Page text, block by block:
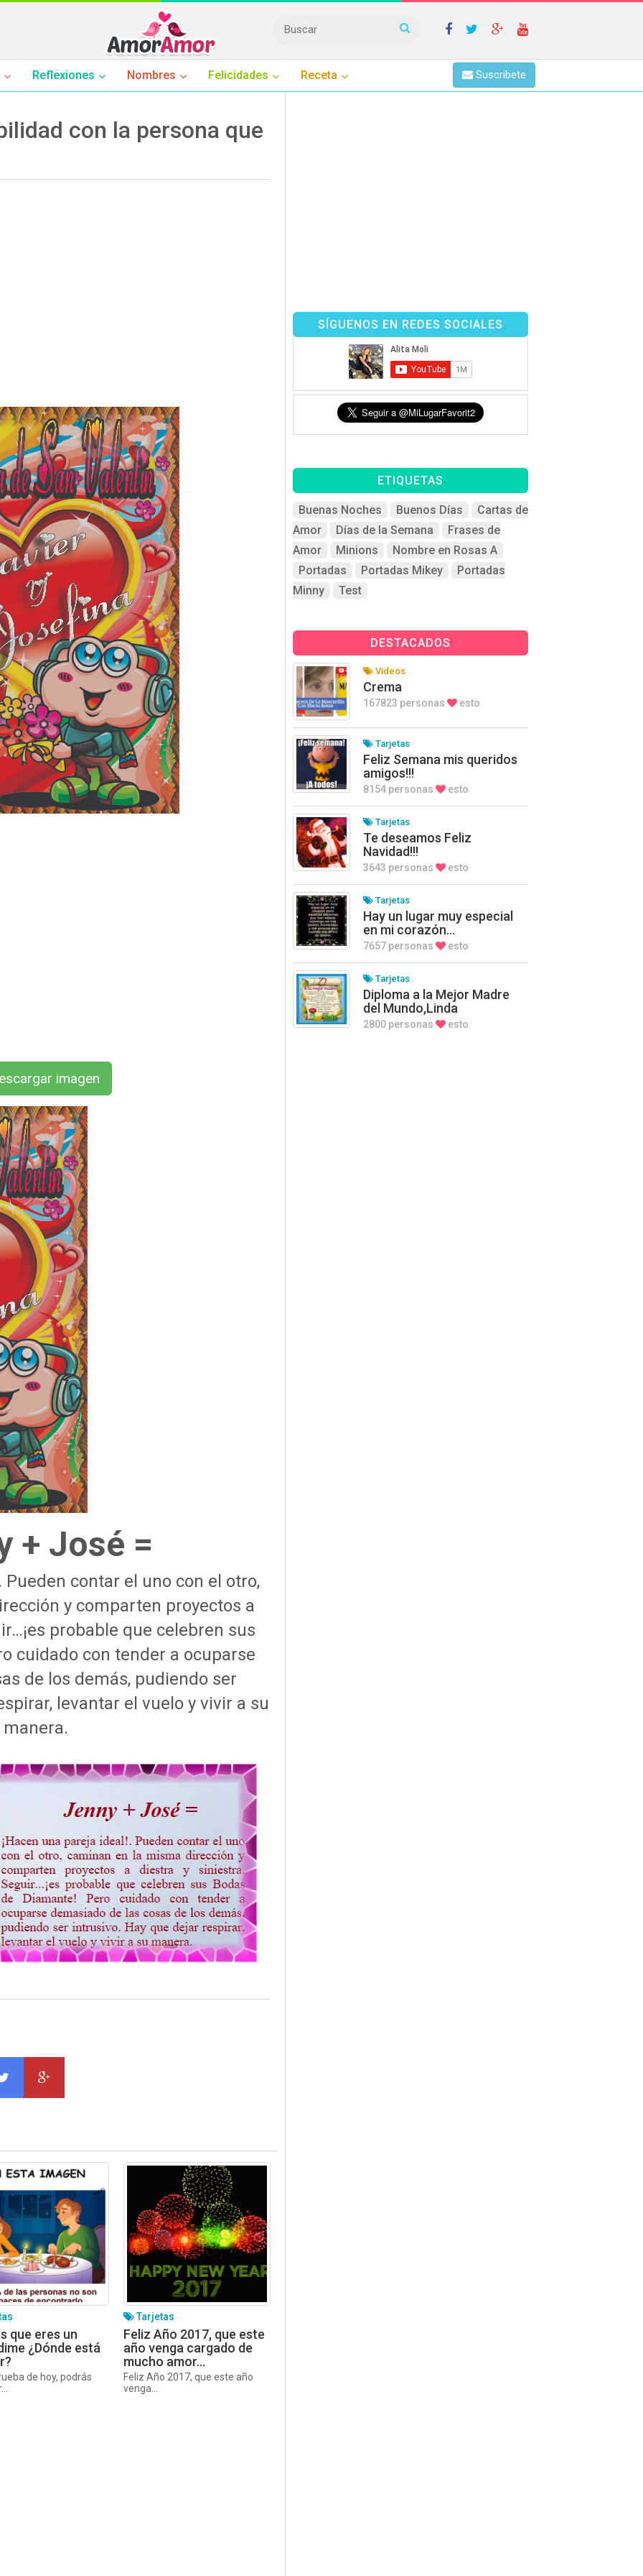
Reflexiones Nombres Felicidades Receta Suscribete
con la persona que
imagen
+ José =
Pueden contar el uno con el otro,
y comparten proyectos a
probable que celebren sus
cuidado con tender a ocuparse
de los demás, pudiendo ser
levantar el vuelo y vivir a su
manera.
que eres un
¿Dónde está
de hoy, podrás
Tarjetas
Feliz Año 2017, que este
año venga cargado de
mucho amor…
Feliz Año 2017, que este año
venga...
SÍGUENOS EN REDES SOCIALES
ETIQUETAS
Buenas Noches Buenos Días
Cartas de
Amor
Días de la Semana
Frases de
Amor
Minions
Nombre en Rosas A
Portadas
Portadas Mikey
Portadas
Minny
Test
DESTACADOS
Videos
Crema
167823 personas esto
Tarjetas
Feliz Semana mis queridos
amigos!!!
8154 personas esto
Tarjetas
Te deseamos Feliz
Navidad!!!
3643 personas esto
Tarjetas
Hay un lugar muy especial
en mi corazón…
7657 personas esto
Tarjetas
Diploma a la Mejor Madre
del Mundo,Linda
2800 personas esto